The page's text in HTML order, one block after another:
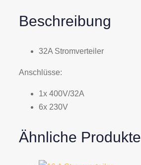
Beschreibung
32A Stromverteiler
Anschlüsse:
1x 400V/32A
6x 230V
Ähnliche Produkte